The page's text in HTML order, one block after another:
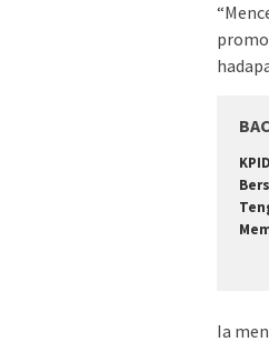
Ia